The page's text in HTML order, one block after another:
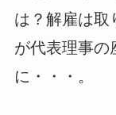
は？解雇は取
が代表理事の
に・・・。